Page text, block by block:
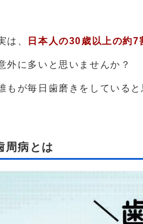
は、 日本人の30歳以上の約7
外に多いと思いませんか？
もが毎日歯磨きをしていると
周病とは